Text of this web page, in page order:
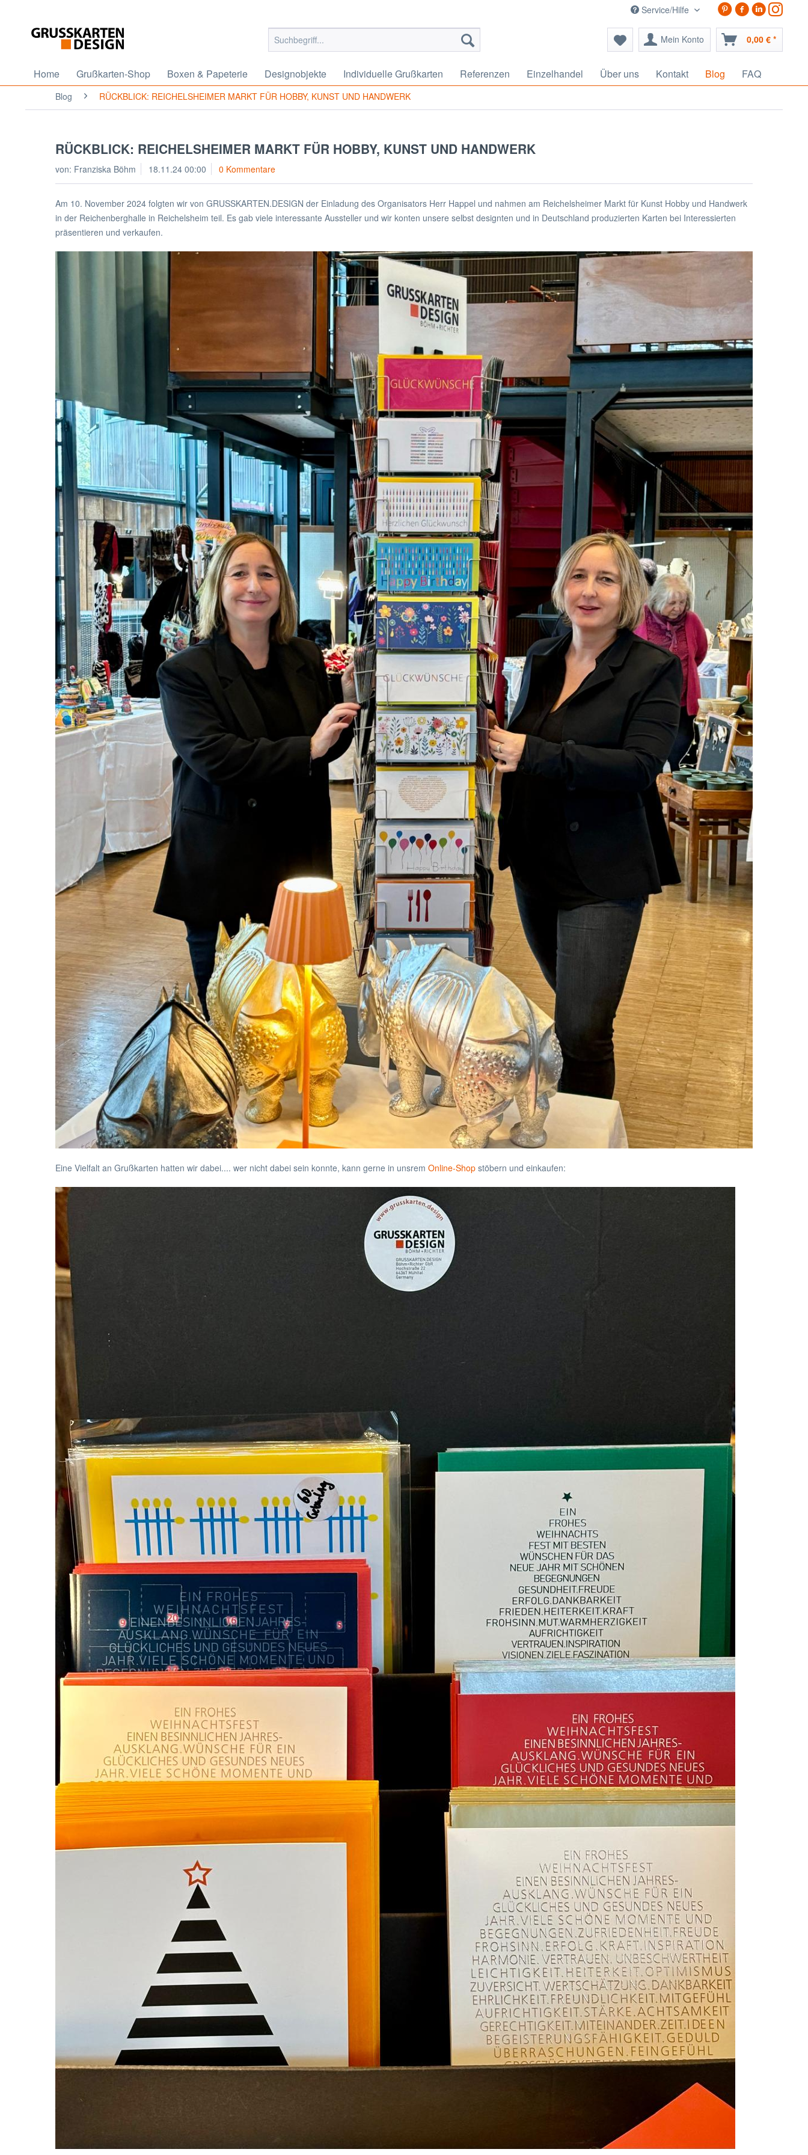
Service/Hilfe
Mein Konto 0,00 € *
Home Grußkarten-Shop Boxen & Papeterie Designobjekte Individuelle Grußkarten Referenzen Einzelhandel Über uns Kontakt Blog FAQ
Blog RÜCKBLICK: REICHELSHEIMER MARKT FÜR HOBBY, KUNST UND HANDWERK
RÜCKBLICK: REICHELSHEIMER MARKT FÜR HOBBY, KUNST UND HANDWERK
von: Franziska Böhm 18.11.24 00:00 0 Kommentare
Am 10. November 2024 folgten wir von GRUSSKARTEN.DESIGN der Einladung des Organisators Herr Happel und nahmen am Reichelsheimer Markt für Kunst Hobby und Handwerk
in der Reichenberghalle in Reichelsheim teil. Es gab viele interessante Aussteller und wir konten unsere selbst designten und in Deutschland produzierten Karten bei Interessierten
präsentieren und verkaufen.
Eine Vielfalt an Grußkarten hatten wir dabei.... wer nicht dabei sein konnte, kann gerne in unsrem Online-Shop stöbern und einkaufen: